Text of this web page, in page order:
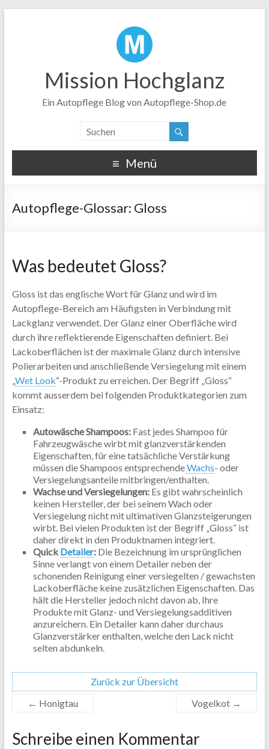
Mission Hochglanz
Ein Autopflege Blog von Autopflege-Shop.de
Menü
Gloss
Was bedeutet Gloss?
Gloss ist das englische Wort für Glanz und wird im
Autopflege-Bereich am Häufigsten in Verbindung mit
Lackglanz verwendet. Der Glanz einer Oberfläche wird
durch ihre reflektierende Eigenschaften definiert. Bei
Lackoberflächen ist der maximale Glanz durch intensive
Polierarbeiten und anschließende Versiegelung mit einem
Wet Look“-Produkt zu erreichen. Der Begriff „Gloss“
kommt ausserdem bei folgenden Produktkategorien zum
Einsatz:
Autowäsche Shampoos:Fast jedes Shampoo für
Fahrzeugwäsche wirbt mit glanzverstärkenden
Eigenschaften, für eine tatsächliche Verstärkung
müssen die Shampoos entsprechendeWachs- oder
Versiegelungsanteile mitbringen/enthalten.
Wachse und Versiegelungen:Es gibt wahrscheinlich
keinen Hersteller, der bei seinem Wach oder
Versiegelung nicht mit ultimativen Glanzsteigerungen
wirbt. Bei vielen Produkten ist der Begriff „Gloss“ ist
daher direkt in den Produktnamen integriert.
Quick Detailer:Die Bezeichnung im ursprünglichen
Sinne verlangt von einem Detailer neben der
schonenden Reinigung einer versiegelten / gewachsten
Lackoberfläche keine zusätzlichen Eigenschaften. Das
hält die Hersteller jedoch nicht davon ab, Ihre
Produkte mit Glanz- und Versiegelungsadditiven
anzureichern. Ein Detailer kann daher durchaus
Glanzverstärker enthalten, welche den Lack nicht
selten abdunkeln.
Zurück zur Übersicht
← Honigtau Vogelkot →
Schreibe einen Kommentar